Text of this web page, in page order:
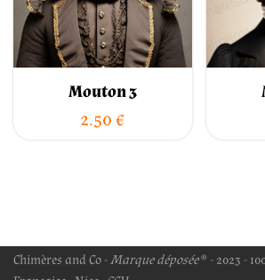
Mouton 3
2.50€
Chimères and Co -Marque déposée® - 2023 -